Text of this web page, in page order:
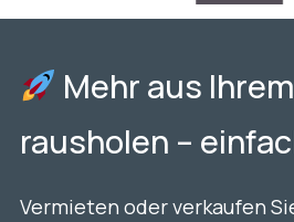
Mehr aus
rausholen –
Vermieten oder verkaufen